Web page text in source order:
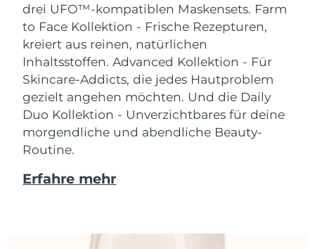
drei UFO™-kompatiblen Maskensets. Farm
to Face Kollektion - Frische Rezepturen,
kreiert aus reinen, natürlichen
Inhaltsstoffen. Advanced Kollektion - Für
Skincare-Addicts, die jedes Hautproblem
gezielt angehen möchten. Und die Daily
Duo Kollektion - Unverzichtbares für deine
morgendliche und abendliche Beauty-
Routine.
Erfahre mehr